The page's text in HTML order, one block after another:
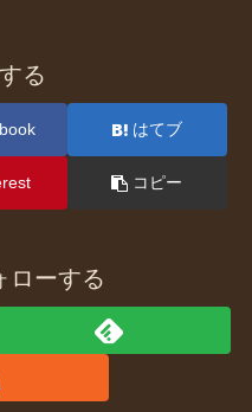
る
はてブ
コピー
ローする